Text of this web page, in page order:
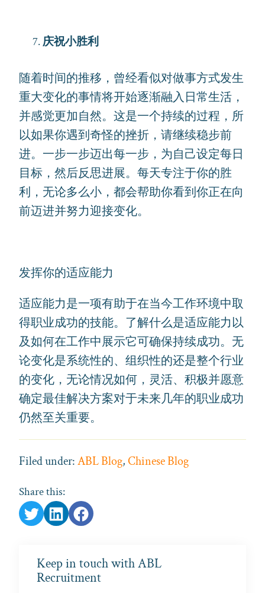
庆祝小胜利
随着时间的推移，曾经看似对做事方式发生
重大变化的事情将开始逐渐融入日常生活，
并感觉更加自然。这是一个持续的过程，所
以如果你遇到奇怪的挫折，请继续稳步前
进。一步一步迈出每一步，为自己设定每日
目标，然后反思进展。每天专注于你的胜
利，无论多么小，都会帮助你看到你正在向
前迈进并努力迎接变化。
发挥你的适应能力
适应能力是一项有助于在当今工作环境中取
得职业成功的技能。了解什么是适应能力以
及如何在工作中展示它可确保持续成功。无
论变化是系统性的、组织性的还是整个行业
的变化，无论情况如何，灵活、积极并愿意
确定最佳解决方案对于未来几年的职业成功
仍然至关重要。
Filed under:ABL Blog,Chinese Blog
Share this:
Keep in touch with ABL
Recruitment